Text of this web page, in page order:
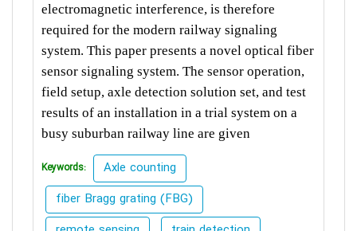
electromagnetic interference, is therefore
required for the modern railway signaling
system. This paper presents a novel optical fiber
sensor signaling system. The sensor operation,
field setup, axle detection solution set, and test
results of an installation in a trial system on a
busy suburban railway line are given
Keywords:
Axle counting
fiber Bragg grating (FBG)